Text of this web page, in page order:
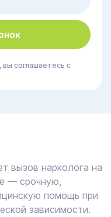
вы соглашаетесь с
вызов нарколога на
— срочную,
помощь при
зависимости.